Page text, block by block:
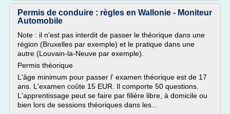
Permis de conduire : règles en Wallonie - Moniteur
Automobile
Note : il n'est pas interdit de passer le théorique dans une
région (Bruxelles par exemple) et le pratique dans une
autre (Louvain-la-Neuve par exemple).
Permis théorique
L'âge minimum pour passer l' examen théorique est de 17
ans. L'examen coûte 15 EUR. Il comporte 50 questions.
L'apprentissage peut se faire par filière libre, à domicile ou
bien lors de sessions théoriques dans les...